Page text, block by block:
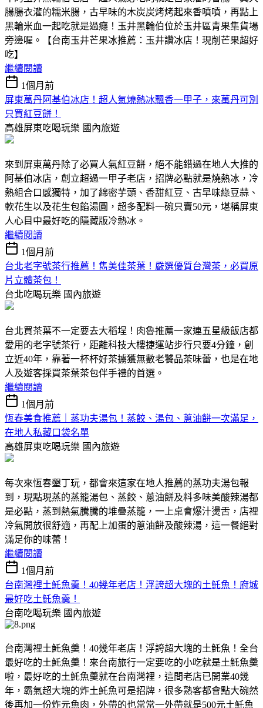
腸腸衣灌的糯米腸，古早味的木炭炭烤烤起來香噴噴，再點上
黑輪米血一起吃就是過癮！玉井黑輪伯位於玉井區青果集貨場
旁邊喔。【台南玉井芒果冰推薦：玉井讚冰店！現削芒果超好
吃】
繼續閱讀
1個月前
屏東萬丹阿基伯冰店！超人氣燒熱冰飄香一甲子，來萬丹可別
只買紅豆餅！
高雄屏東吃喝玩樂 國內旅遊
來到屏東萬丹除了必買人氣紅豆餅，絕不能錯過在地人大推的
阿基伯冰店，創立超過一甲子老店，招牌必點就是燒熱冰，冷
熱組合口感獨特，加了綿密芋頭、香甜紅豆、古早味綠豆蒜、
軟花生以及花生包餡湯圓，超多配料一碗只賣50元，堪稱屏東
人心目中最好吃的隱藏版冷熱冰。
繼續閱讀
1個月前
台北老字號茶行推薦！雋美佳茶葉！嚴選優質台灣茶，必買原
片立體茶包！
台北吃喝玩樂 國內旅遊
台北買茶葉不一定要去大稻埕！肉魯推薦一家連五星級飯店都
愛用的老字號茶行，距離科技大樓捷運站步行只要4分鐘，創
立近40年，靠著一杯杯好茶擄獲無數老饕品茶味蕾，也是在地
人及遊客採買茶葉茶包伴手禮的首選。
繼續閱讀
1個月前
恆春美食推薦｜蒸功夫湯包！蒸餃、湯包、蔥油餅一次滿足，
在地人私藏口袋名單
高雄屏東吃喝玩樂 國內旅遊
每次來恆春墾丁玩，都會來這家在地人推薦的蒸功夫湯包報
到，現點現蒸的蒸籠湯包、蒸餃、蔥油餅及料多味美酸辣湯都
是必點，蒸到熱氣騰騰的堆疊蒸籠，一上桌會爆汁燙舌，店裡
冷氣開放很舒適，再配上加蛋的蔥油餅及酸辣湯，這一餐絕對
滿足你的味蕾！
繼續閱讀
1個月前
台南灣裡土魠魚羹！40幾年老店！浮誇超大塊的土魠魚！府城
最好吃土魠魚羹！
台南吃喝玩樂 國內旅遊
台南灣裡土魠魚羹！40幾年老店！浮誇超大塊的土魠魚！全台
最好吃的土魠魚羹！來台南旅行一定要吃的小吃就是土魠魚羹
啦，最好吃的土魠魚羹就在台南灣裡，這間老店已開業40幾
年，霸氣超大塊的炸土魠魚可是招牌，很多熟客都會點大碗然
後再加一份炸元魚肉，外帶的也常常一外帶就是500元土魠魚